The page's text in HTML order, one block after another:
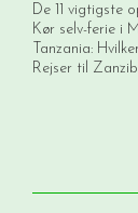
De 11 vigtigste
Kør selv-ferie i
Tanzania:
Rejser til